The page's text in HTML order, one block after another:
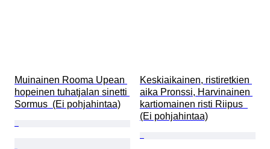
Muinainen Rooma Upean
hopeinen tuhatjalan sinetti
Sormus  (Ei pohjahintaa)
Keskiaikainen, ristiretkien
aika Pronssi, Harvinainen
kartiomainen risti Riipus
(Ei pohjahintaa)